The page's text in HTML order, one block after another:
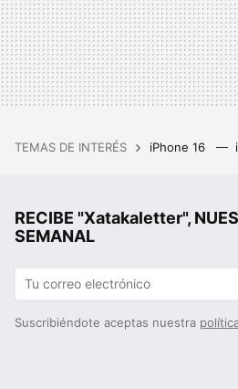
TEMAS DE INTERÉS iPhone 16
RECIBE "Xatakaletter",
SEMANAL
Suscribiéndote aceptas nuestra